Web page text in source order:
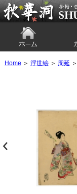
秋華洞 SHUKADO 掛軸
Home ＞ 浮世絵＞ 周延